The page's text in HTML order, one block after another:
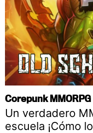
Corepunk MMORPG
Un verdadero
escuela ¡Cómo